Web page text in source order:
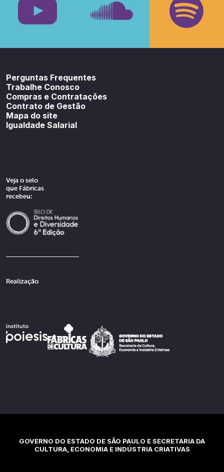
Perguntas Frequentes
Trabalhe Conosco
Compras e Contratações
Contrato de Gestão
Mapa do site
Igualdade Salarial
Veja o selo
que Fábricas
recebeu:
Realização
GOVERNO DO ESTADO DE SÃO PAULO E SECRETARIA DA
CULTURA, ECONOMIA E INDÚSTRIA CRIATIVAS